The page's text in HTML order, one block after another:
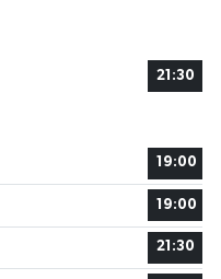
21:30
19:00
19:00
21:30